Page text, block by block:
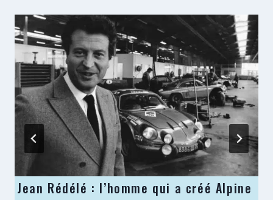
Jean Rédélé : l’homme qui a créé Alpine